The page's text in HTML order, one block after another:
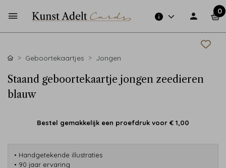
0
Geboortekaartjes Jongen
Staand geboortekaartje jongen zeedieren
blauw
Bestel gemakkelijk een proefdruk voor € 1,00
• Handgetekende illustraties
• 90 jaar ervaring